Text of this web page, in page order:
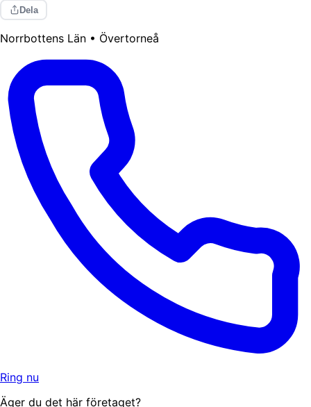
Dela
Norrbottens Län • Övertorneå
Ring nu
Äger du det här företaget?